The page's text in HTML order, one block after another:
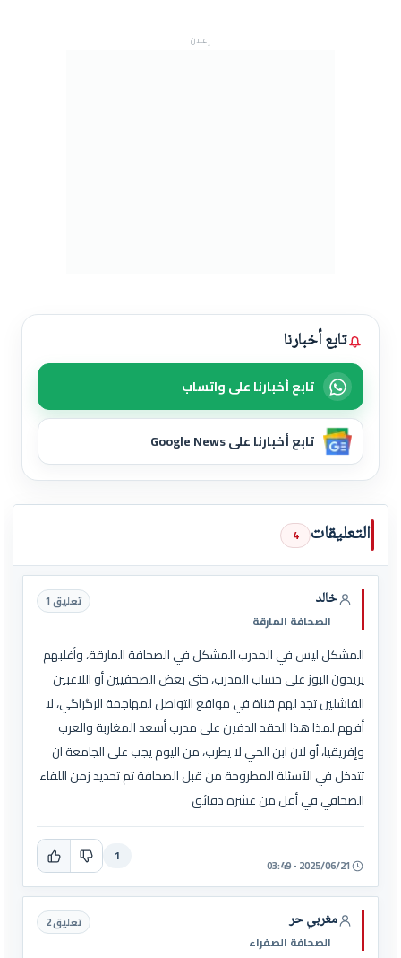
إعلان
تابع أخبارنا
تابع أخبارنا على واتساب
تابع أخبارنا على Google News
التعليقات 4
خالد
الصحافة المارقة
تعليق 1
المشكل ليس في المدرب المشكل في الصحافة المارقة، وأغلبهم
يريدون البوز على حساب المدرب، حتى بعض الصحفيين أو اللاعبين
الفاشلين تجد لهم قناة في مواقع التواصل لمهاجمة الرگراگي، لا
أفهم لمذا هذا الحقد الدفين على مدرب أسعد المغاربة والعرب
وإفريقيا، أو لان ابن الحي لا يطرب، من اليوم يجب على الجامعة ان
تتدخل في الآسئلة المطروحة من قبل الصحافة ثم تحديد زمن اللقاء
الصحافي في أقل من عشرة دقائق
2025/06/21 - 03:49
1
مغربي حر
الصحافة الصفراء
تعليق 2